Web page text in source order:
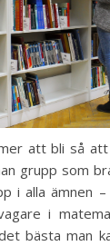
att bli så
grupp som
i alla ämnen
i
bästa man